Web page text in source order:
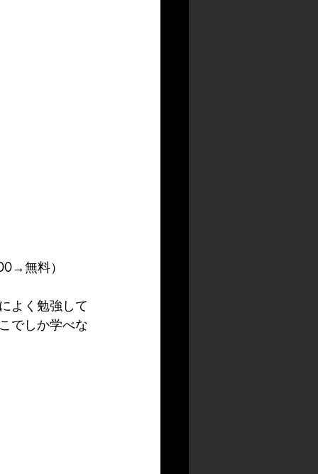
無料）
よく勉強して
でしか学べな